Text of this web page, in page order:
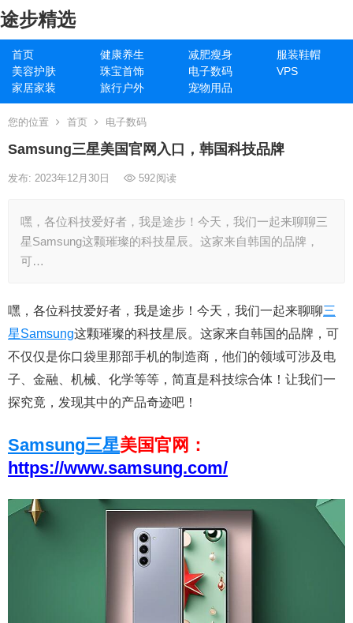
途步精选
首页 健康养生 减肥瘦身
服装鞋帽
美容护肤
珠宝首饰 电子数码
VPS
家居家装
旅行户外 宠物用品
您的位置 首页 电子数码
Samsung三星美国官网入口，韩国科技品牌
发布: 2023年12月30日 592阅读
嘿，各位科技爱好者，我是途步！今天，我们一起来聊聊三
星Samsung这颗璀璨的科技星辰。这家来自韩国的品牌，
可…
嘿，各位科技爱好者，我是途步！今天，我们一起来聊聊三
星Samsung这颗璀璨的科技星辰。这家来自韩国的品牌，可
不仅仅是你口袋里那部手机的制造商，他们的领域可涉及电
子、金融、机械、化学等等，简直是科技综合体！让我们一
探究竟，发现其中的产品奇迹吧！
Samsung三星美国官网：
https://www.samsung.com/